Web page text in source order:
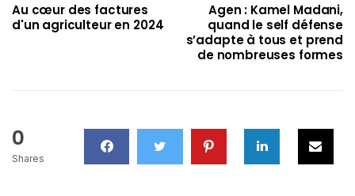
Au cœur des factures
d'un agriculteur en 2024
Agen : Kamel Madani,
quand le self défense
s’adapte à tous et prend
de nombreuses formes
0
Shares